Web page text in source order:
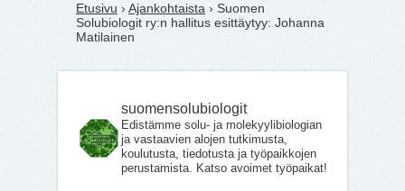
Etusivu › Ajankohtaista › Suomen
Solubiologit ry:n hallitus esittäytyy: Johanna
Matilainen
suomensolubiologit
Edistämme solu- ja molekyylibiologian
ja vastaavien alojen tutkimusta,
koulutusta, tiedotusta ja työpaikkojen
perustamista. Katso avoimet työpaikat!